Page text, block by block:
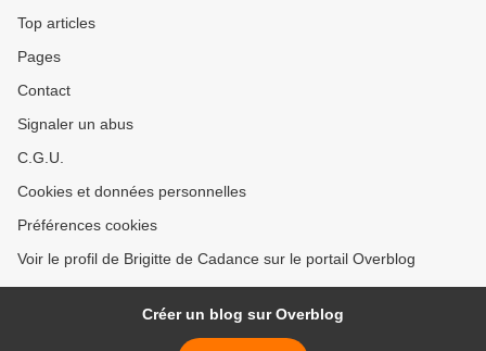
Top articles
Pages
Contact
Signaler un abus
C.G.U.
Cookies et données personnelles
Préférences cookies
Voir le profil de Brigitte de Cadance sur le portail Overblog
Créer un blog sur Overblog